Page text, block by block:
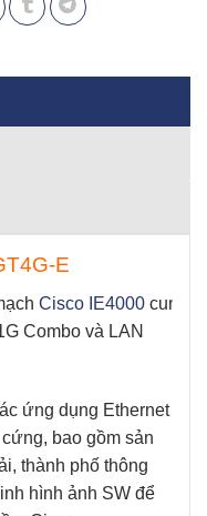
E
Cisco IE4000 cung
Combo và LAN
ứng dụng Ethernet
bao gồm sản
thành phố thông
hình ảnh SW để